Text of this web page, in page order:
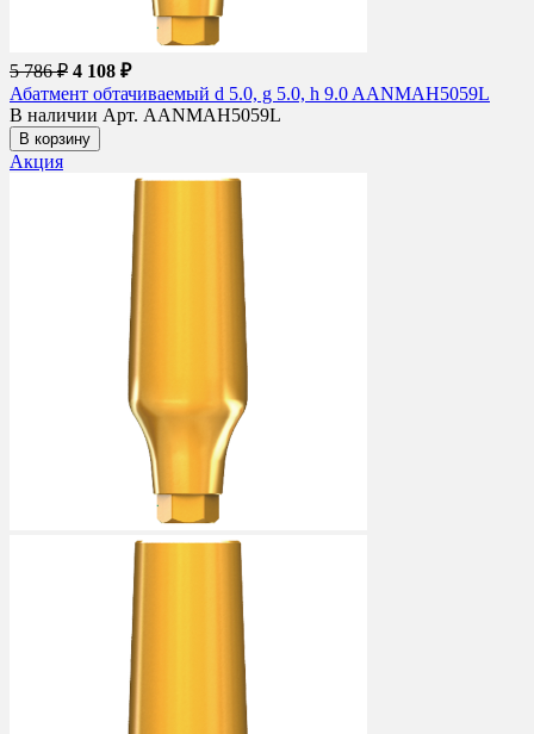
5 786 ₽ 4 108 ₽
Абатмент обтачиваемый d 5.0, g 5.0, h 9.0 AANMAH5059L
В наличии Арт. AANMAH5059L
В корзину
Акция